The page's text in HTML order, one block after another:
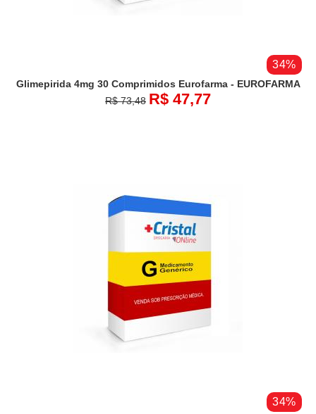
34%
Glimepirida 4mg 30 Comprimidos Eurofarma - EUROFARMA
R$ 73,48 R$ 47,77
34%